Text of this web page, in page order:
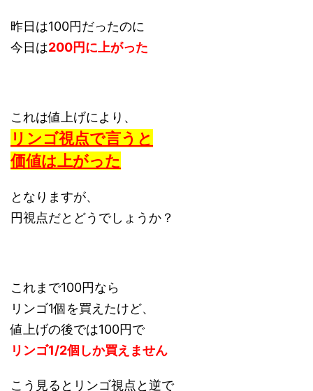
昨日は100円だったのに
今日は200円に上がった
これは値上げにより、
リンゴ視点で言うと
価値は上がった
となりますが、
円視点だとどうでしょうか？
これまで100円なら
リンゴ1個を買えたけど、
値上げの後では100円で
リンゴ1/2個しか買えません
こう見るとリンゴ視点と逆で